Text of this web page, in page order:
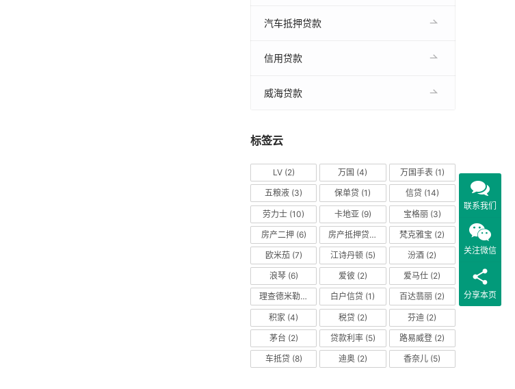
汽车抵押贷款
信用贷款
威海贷款
标签云
LV(2) 万国 (4) 万国手表(1)
五粮液 (3) 保单贷 (1) 信贷(14)
劳力士 (10) 卡地亚(9) 宝格丽(3)
房产二押(6) 房产抵押贷款 梵克雅宝 (2)
欧米茄(7) 江诗丹顿(5) 汾酒 (2)
浪琴(6) 爱彼 (2) 爱马仕 (2)
理查德米勒
(2) 白户信贷 (1) 百达翡丽 (2)
积家 (4) 税贷(2) 芬迪 (2)
茅台 (2) 贷款利率(5) 路易威登 (2)
车抵贷(8) 迪奥(2) 香奈儿 (5)
联系我们
关注微信
分享本页